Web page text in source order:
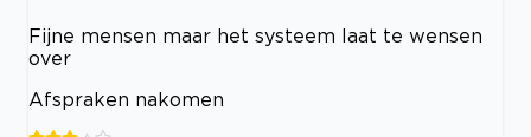
Fijne mensen maar het systeem laat te wensen
over
Afspraken nakomen